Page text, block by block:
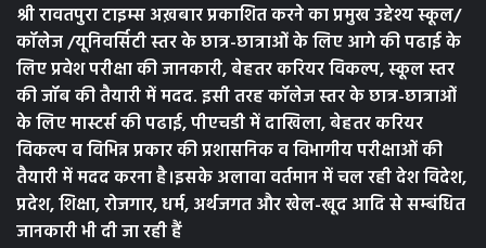
श्री रावतपुरा टाइम्स अख़बार प्रकाशित करने का प्रमुख उद्देश्य स्कूल/
कॉलेज /यूनिवर्सिटी स्तर के छात्र-छात्राओं के लिए आगे की पढाई के
लिए प्रवेश परीक्षा की जानकारी, बेहतर करियर विकल्प, स्कूल स्तर
की जॉब की तैयारी में मदद. इसी तरह कॉलेज स्तर के छात्र-छात्राओं
के लिए मास्टर्स की पढाई, पीएचडी में दाखिला, बेहतर करियर
विकल्प व विभिन्न प्रकार की प्रशासनिक व विभागीय परीक्षाओं की
तैयारी में मदद करना है।इसके अलावा वर्तमान में चल रही देश विदेश,
प्रदेश, शिक्षा, रोजगार, धर्म, अर्थजगत और खेल-खूद आदि से सम्बंधित
जानकारी भी दी जा रही हैं